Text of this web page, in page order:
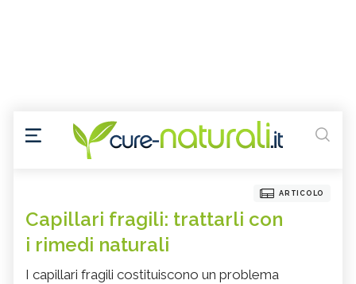
ARTICOLO
Capillari fragili: trattarli con
i rimedi naturali
I capillari fragili costituiscono un problema